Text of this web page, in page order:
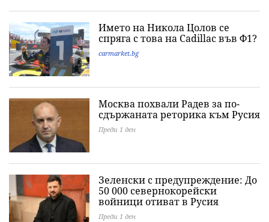
Името на Никола Цолов се
спряга с това на Cadillac във Ф1?
carmarket.bg
Москва похвали Радев за по-
сдържаната реторика към Русия
Преди 1 ден
Зеленски с предупреждение: До
50 000 севернокорейски
войници отиват в Русия
Преди 1 ден